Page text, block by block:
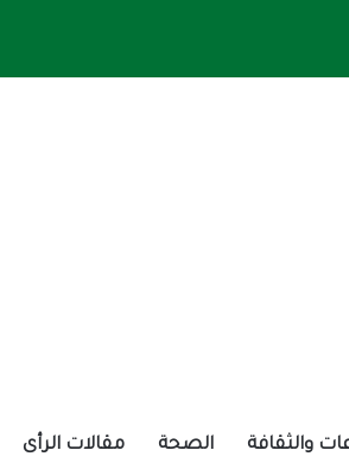
والثقافة الصحة مقالات الرأى